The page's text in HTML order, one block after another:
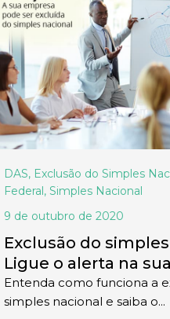
DAS, Exclusão do Simples
Federal , Simples Nacional
9 de outubro de 2020
Exclusão do
Ligue o alerta na
Entenda como funciona a
simples nacional e saiba o...